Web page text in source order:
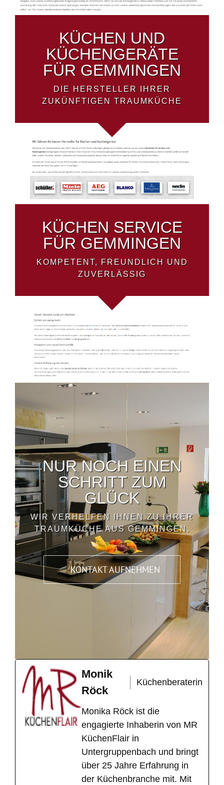
KÜCHEN UND
KÜCHENGERÄTE
FÜR GEMMINGEN
DIE HERSTELLER IHRER
ZUKÜNFTIGEN TRAUMKÜCHE
KÜCHEN SERVICE
FÜR GEMMINGEN
KOMPETENT, FREUNDLICH UND
ZUVERLÄSSIG
NUR NOCH EINEN
SCHRITT ZUM
GLÜCK
WIR VERHELFEN IHNEN ZU IHRER
TRAUMKÜCHE AUS GEMMINGEN.
KONTAKT AUFNEHMEN
Monik
Röck
Küchenberaterin
Monika Röck ist die
engagierte Inhaberin von MR
KüchenFlair in
Untergruppenbach und bringt
über 25 Jahre Erfahrung in
der Küchenbranche mit. Mit